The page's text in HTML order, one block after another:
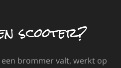
scooter?
brommer valt, werkt op